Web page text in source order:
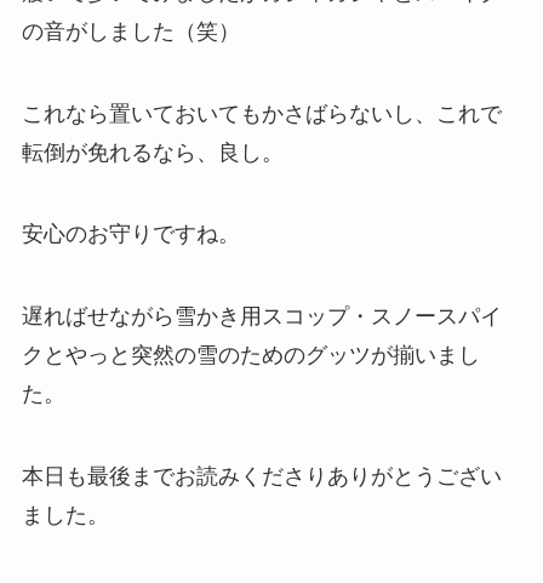
の音がしました（笑）
これなら置いておいてもかさばらないし、これで
転倒が免れるなら、良し。
安心のお守りですね。
遅ればせながら雪かき用スコップ・スノースパイ
クとやっと突然の雪のためのグッツが揃いまし
た。
本日も最後までお読みくださりありがとうござい
ました。